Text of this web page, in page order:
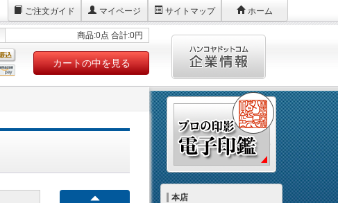
ご注文ガイド マイページ サイトマップ ホーム
商品:0点 合計:0円
カートの中を見る
本店